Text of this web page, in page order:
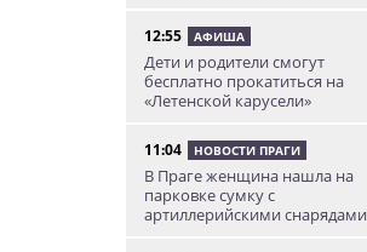
12:55 АФИША
Дети и родители смогут
бесплатно прокатиться на
«Летенской карусели»
11:04 НОВОСТИ ПРАГИ
В Праге женщина нашла на
парковке сумку с
артиллерийскими снарядами